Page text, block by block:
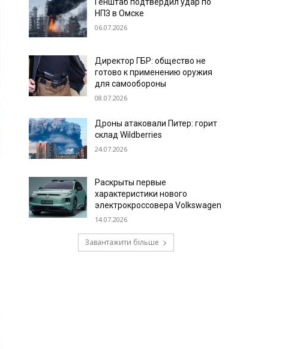
НПЗ в Омске
06.07.2026
Директор ГБР: общество не
готово к применению оружия
для самообороны
08.07.2026
Дроны атаковали Питер: горит
склад Wildberries
24.07.2026
Раскрыты первые
характеристики нового
электрокроссовера Volkswagen
14.07.2026
Завантажити більше